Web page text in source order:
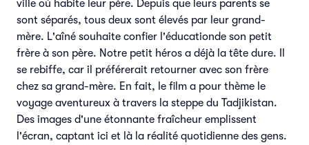
ville où habite leur père. Depuis que leurs parents se
sont séparés, tous deux sont élevés par leur grand-
mère. L'aîné souhaite confier l'éducationde son petit
frère à son père. Notre petit héros a déjà la tête dure. Il
se rebiffe, car il préférerait retourner avec son frère
chez sa grand-mère. En fait, le film a pour thème le
voyage aventureux à travers la steppe du Tadjikistan.
Des images d'une étonnante fraîcheur emplissent
l'écran, captant ici et là la réalité quotidienne des gens.